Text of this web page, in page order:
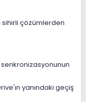
çözümlerden
yanındaki geçiş